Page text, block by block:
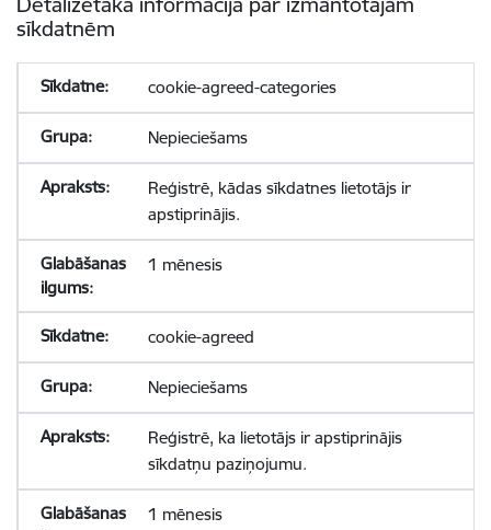
sīkdatnēm
cookie-agreed-categories
Nepieciešams
Reģistrē, kādas sīkdatnes lietotājs ir
apstiprinājis.
1 mēnesis
cookie-agreed
Nepieciešams
Reģistrē, ka lietotājs ir apstiprinājis
sīkdatņu paziņojumu.
1 mēnesis